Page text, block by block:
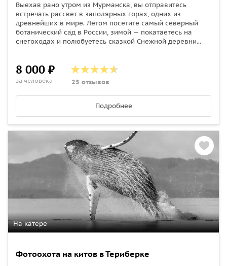
Выехав рано утром из Мурманска, вы отправитесь
встречать рассвет в заполярных горах, одних из
древнейших в мире. Летом посетите самый северный
ботанический сад в России, зимой — покатаетесь на
снегоходах и полюбуетесь сказкой Снежной деревни...
8 000 ₽
за человека 25 отзывов
Подробнее
На катере
Фотоохота на китов в Териберке